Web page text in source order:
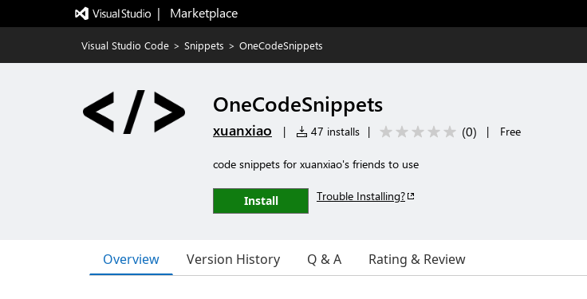
|   Marketplace
Visual Studio Code > Snippets > OneCodeSnippets
OneCodeSnippets
xuanxiao | 47 installs | (0) | Free
code snippets for xuanxiao's friends to use
Install Trouble Installing?
Overview Version History Q & A Rating & Review